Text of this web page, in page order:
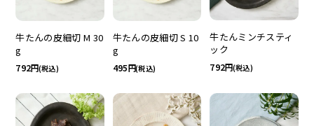
牛たんの皮細切 M 30
g
792 (税込)
牛たんの皮細切 S 10
g
495 (税込)
牛たんミンチスティ
ック
792 (税込)